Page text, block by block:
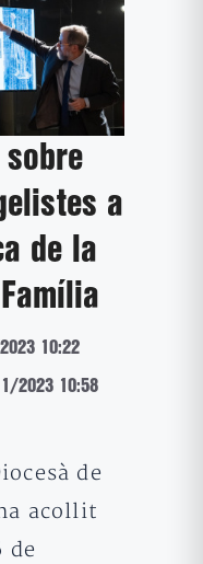
sobre
a
de la
10:22
2023 10:58
de
acollit
de